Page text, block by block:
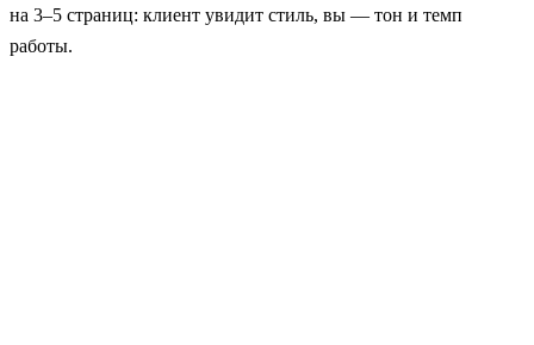
на 3–5 страниц: клиент увидит стиль, вы — тон и темп
работы.